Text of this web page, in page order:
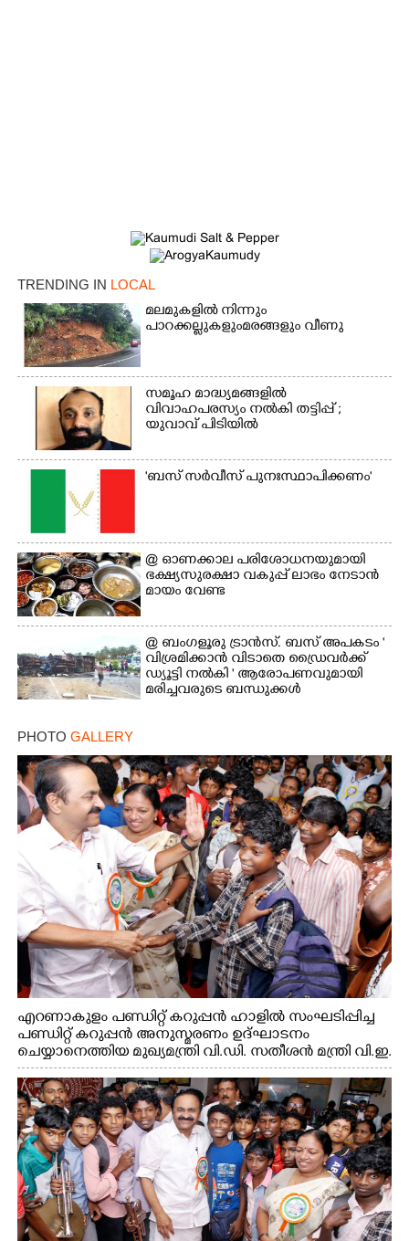
TRENDING IN LOCAL
മലമുകളിൽ നിന്നും
പാറക്കല്ലുകളുംമരങ്ങളും വീണു
സമൂഹ മാദ്ധ്യമങ്ങളിൽ
വിവാഹപരസ്യം നൽകി തട്ടിപ്പ് ;
യുവാവ് പിടിയിൽ
'ബസ് സർവീസ് പുനഃസ്ഥാപിക്കണം'
@​​​​​​​ ഓണക്കാല പരിശോധനയുമായി
ഭക്ഷ്യസുരക്ഷാ വകുപ്പ് ലാഭം നേടാൻ
മായം വേണ്ട
@ ബംഗളൂരു ട്രാൻസ്. ബസ് അപകടം '
വി​ശ്ര​മിക്കാൻ വിടാതെ ഡ്രൈ​വ​ർ​ക്ക്
ഡ്യൂട്ടി നൽകി ' ആരോപണവുമായി
മരിച്ചവരുടെ ബന്ധുക്കൾ
PHOTO GALLERY
എറണാകുളം പണ്ഡിറ്റ് കറുപ്പൻ ഹാളിൽ സംഘടിപ്പിച്ച
പണ്ഡിറ്റ് കറുപ്പൻ അനുസ്മരണം ഉദ്ഘാടനം
ചെയ്യാനെത്തിയ മുഖ്യമന്ത്രി വി.ഡി. സതീശൻ മന്ത്രി വി.ഇ.
അബ്ദുൽ ഗഫൂർ ഹൈബി ഈഡൻ എം.പി
എന്നിവരുമായി സൗഹൃദ സംഭാഷണത്തിൽ
Share this link
Copy Link